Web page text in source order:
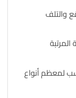
والتلف
لمعظم أنواع